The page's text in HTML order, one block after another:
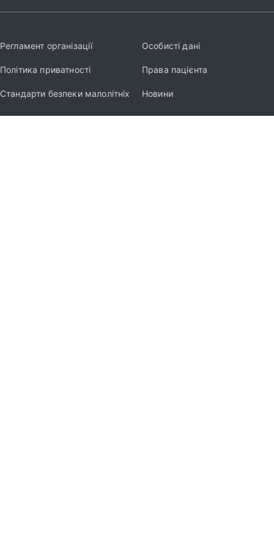
Регламент організації Особисті дані
Політика приватності Права пацієнта
Стандарти безпеки малолітніх Новини